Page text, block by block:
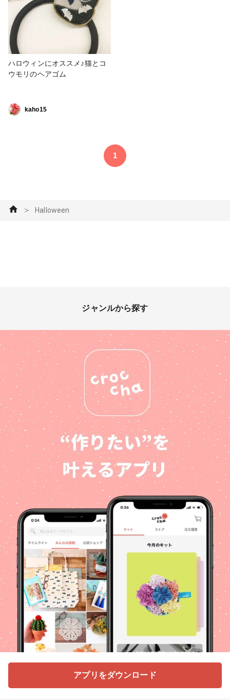
ハロウィンにオススメ♪猫とコ
ウモリのヘアゴム
kaho15
1
＞ Halloween
ジャンルから探す
アプリをダウンロード